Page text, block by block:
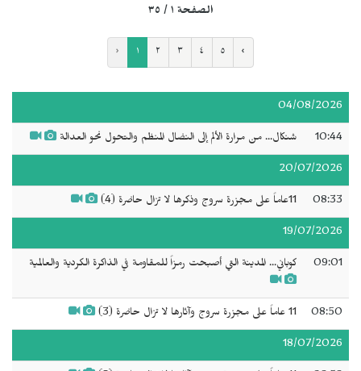
الصفحة ١ / ٣٥
‹ ١ ٢ ٣ ٤ ٥ ›
04/08/2026
10:44 شنكال... من مرارة الألم إلى النضال المنظم والتحول نحو العدالة
20/07/2026
08:33 11عاماً على مجزرة سروج وذكرها لا تزال حاضرة (4)
19/07/2026
09:01 كوباني... المدينة التي أصبحت رمزاً للمقاومة في الذاكرة الكردية والعالمية
08:50 11 عاماً على مجزرة سروج وآثارها لا تزال حاضرة (3)
18/07/2026